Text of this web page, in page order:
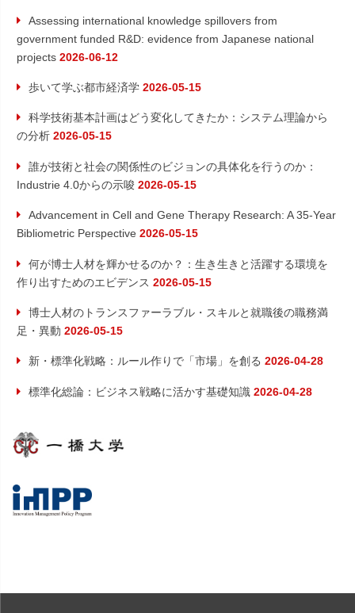
シ
ョ
ン
Assessing international knowledge spillovers from
government funded R&D: evidence from Japanese national
projects 2026-06-12
歩いて学ぶ都市経済学 2026-05-15
科学技術基本計画はどう変化してきたか：システム理論から
の分析 2026-05-15
誰が技術と社会の関係性のビジョンの具体化を行うのか：
Industrie 4.0からの示唆 2026-05-15
Advancement in Cell and Gene Therapy Research: A 35-Year
Bibliometric Perspective 2026-05-15
何が博士人材を輝かせるのか？：生き生きと活躍する環境を
作り出すためのエビデンス 2026-05-15
博士人材のトランスファーラブル・スキルと就職後の職務満
足・異動 2026-05-15
新・標準化戦略：ルール作りで「市場」を創る 2026-04-28
標準化総論：ビジネス戦略に活かす基礎知識 2026-04-28